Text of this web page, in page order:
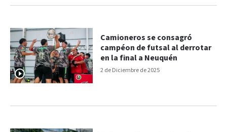
2 de Diciembre de 2025
Camioneros se consagró
campéon de futsal al derrotar
en la final a Neuquén